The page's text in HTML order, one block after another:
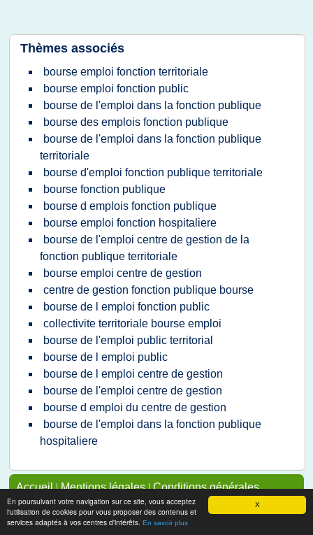
X
En poursuivant votre navigation sur ce site, vous acceptez
l'utilisation de cookies pour vous proposer des contenus et
services adaptés à vos centres d'intérêts. En savoir plus
Thèmes associés
bourse emploi fonction territoriale
bourse emploi fonction public
bourse de l'emploi dans la fonction publique
bourse des emplois fonction publique
bourse de l'emploi dans la fonction publique
territoriale
bourse d'emploi fonction publique territoriale
bourse fonction publique
bourse d emplois fonction publique
bourse emploi fonction hospitaliere
bourse de l'emploi centre de gestion de la
fonction publique territoriale
bourse emploi centre de gestion
centre de gestion fonction publique bourse
bourse de l emploi fonction public
collectivite territoriale bourse emploi
bourse de l'emploi public territorial
bourse de l emploi public
bourse de l emploi centre de gestion
bourse de l'emploi centre de gestion
bourse d emploi du centre de gestion
bourse de l'emploi dans la fonction publique
hospitaliere
Accueil|Mentions légales|Conditions générales
d'utilisation|Utilisation des cookies|
Contact à propos
de cette page
Pour ajouter ou supprimer un site, voir l'article 4 des